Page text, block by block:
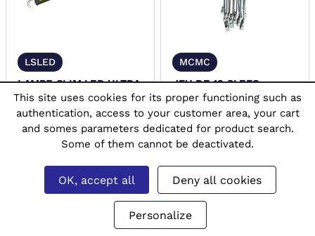
LSLED
LAMPE SLIM LED ULTRA
PLATE MOB 9604060001
Se connecter
MCMC
JEU DE 12 CLEFS
MIXTES A CLIQUET MOB
Se connecter
This site uses cookies for its proper functioning such as
authentication, access to your customer area, your cart
and somes parameters dedicated for product search.
Some of them cannot be deactivated.
OK, accept all Deny all cookies
Personalize